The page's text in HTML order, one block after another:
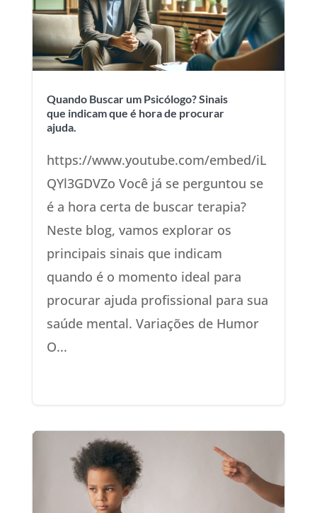
Quando Buscar um Psicólogo? Sinais
que indicam que é hora de procurar
ajuda.
https://www.youtube.com/embed/iL
QYl3GDVZo Você já se perguntou se
é a hora certa de buscar terapia?
Neste blog, vamos explorar os
principais sinais que indicam
quando é o momento ideal para
procurar ajuda profissional para sua
saúde mental. Variações de Humor
O...